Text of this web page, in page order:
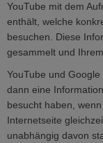
YouTube mit dem
enthält, welche
besuchen. Diese
gesammelt und
YouTube und
dann eine
besucht haben,
Internetseite
unabhängig davon